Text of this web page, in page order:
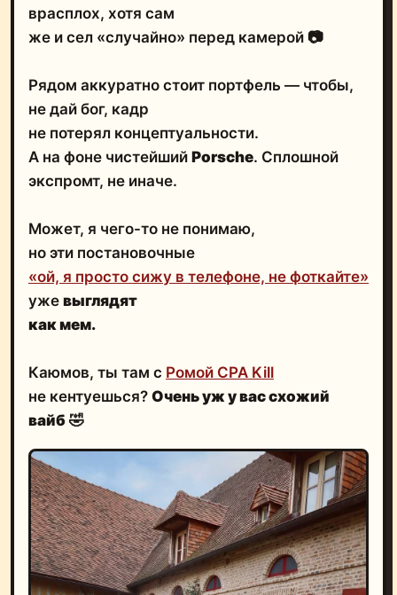
врасплох, хотя сам
же и сел «случайно» перед камерой 📷
Рядом аккуратно стоит портфель — чтобы,
не дай бог, кадр
не потерял концептуальности.
А на фоне чистейший Porsche. Сплошной
экспромт, не иначе.
Может, я чего-то не понимаю,
но эти постановочные
«ой, я просто сижу в телефоне, не фоткайте»
уже выглядят
как мем.
Каюмов, ты там с Ромой CPA Kill
не кентуешься? Очень уж у вас схожий
вайб 🤣